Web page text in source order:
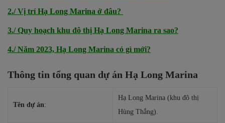
2./ Vị trí Hạ Long Marina ở đâu?
3./ Quy hoạch khu đô thị Hạ Long Marina ra sao?
4./ Năm 2023, Hạ Long Marina có gì mới?
Thông tin tổng quan dự án Hạ Long Marina
Tên dự án:
Hạ Long Marina (khu đô thị
Hùng Thắng).